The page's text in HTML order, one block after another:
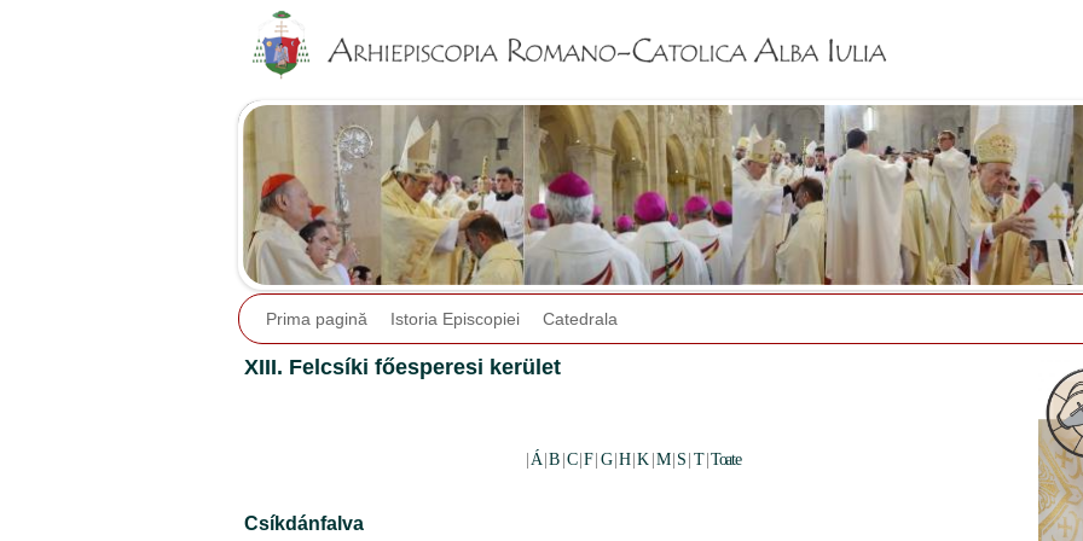
Prima pagină Istoria Episcopiei Catedrala
XIII. Felcsíki főesperesi kerület
Á |B C |F G H |K M S T |Toate
Csíkdánfalva